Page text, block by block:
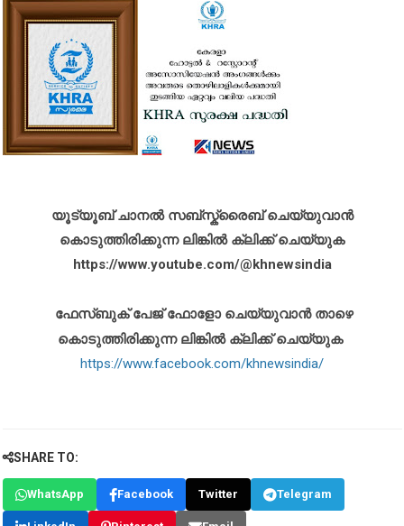
യൂട്യൂബ് ചാനൽ സബ്സ്ക്രൈബ് ചെയ്യുവാൻ
കൊടുത്തിരിക്കുന്ന ലിങ്കിൽ ക്ലിക്ക് ചെയ്യുക
https://www.youtube.com/@khnewsindia
ഫേസ്ബുക് പേജ് ഫോളോ ചെയ്യുവാൻ താഴെ
കൊടുത്തിരിക്കുന്ന ലിങ്കിൽ ക്ലിക്ക് ചെയ്യുക
https://www.facebook.com/khnewsindia/
SHARE TO:
WhatsApp Facebook Twitter Telegram